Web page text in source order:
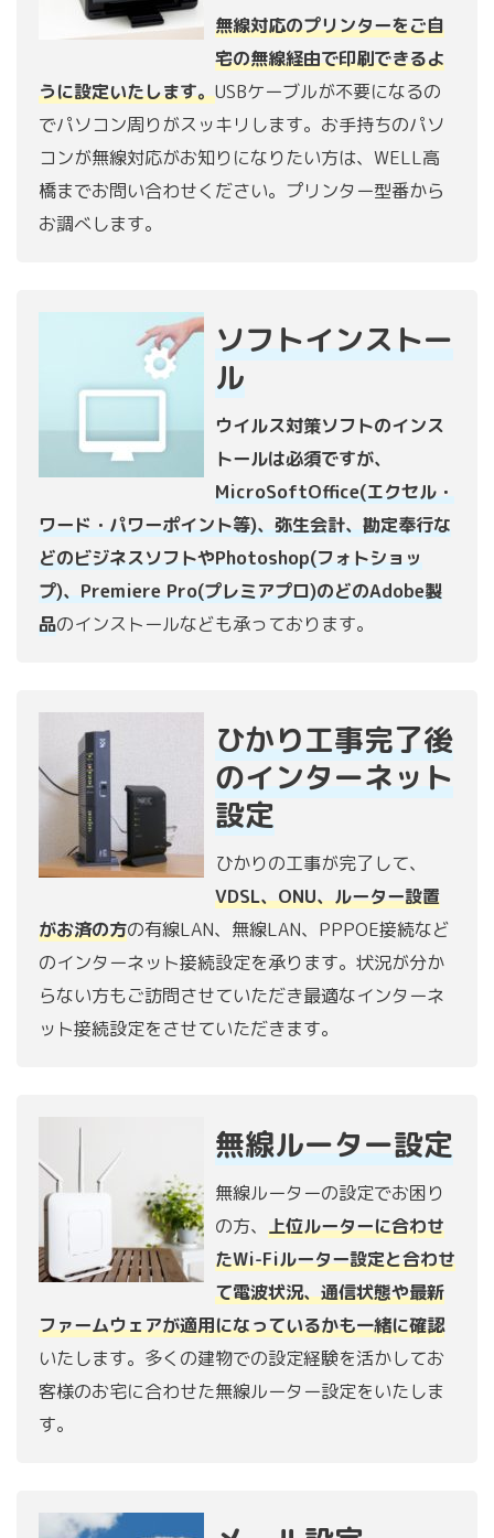
無線対応のプリンターをご自
宅の無線経由で印刷できるよ
うに設定いたします。USBケーブルが不要になるの
でパソコン周りがスッキリします。お手持ちのパソ
コンが無線対応がお知りになりたい方は、WELL高
橋までお問い合わせください。プリンター型番から
お調べします。
ソフトインストー
ル
ウイルス対策ソフトのインス
トールは必須ですが、
MicroSoftOffice(エクセル・
ワード・パワーポイント等)、弥生会計、勘定奉行な
どのビジネスソフトやPhotoshop(フォトショッ
プ)、Premiere Pro(プレミアプロ)のどのAdobe製
品のインストールなども承っております。
ひかり工事完了後
のインターネット
設定
ひかりの工事が完了して、
VDSL、ONU、ルーター設置
がお済の方の有線LAN、無線LAN、PPPOE接続など
のインターネット接続設定を承ります。状況が分か
らない方もご訪問させていただき最適なインターネ
ット接続設定をさせていただきます。
無線ルーター設定
無線ルーターの設定でお困り
の方、 上位ルーターに合わせ
たWi-Fiルーター設定と合わせ
て電波状況、通信状態や最新
ファームウェアが適用になっているかも一緒に確認
いたします。多くの建物での設定経験を活かしてお
客様のお宅に合わせた無線ルーター設定をいたしま
す。